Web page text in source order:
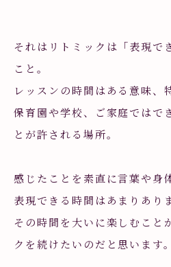
それはリトミックは「表現で
こと。
レッスンの時間はある意味、
保育園や学校、ご家庭ではで
とが許される場所。
感じたことを素直に言葉や身
表現できる時間はあまりあり
その時間を大いに楽しむこと
クを続けたいのだと思います。